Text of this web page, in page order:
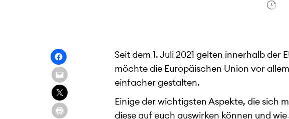
Seit dem 1. Juli 2021 gelten innerhalb
möchte die Europäischen Union vor
einfacher gestalten.
Einige der wichtigsten Aspekte, die sich
diese auf euch auswirken können und